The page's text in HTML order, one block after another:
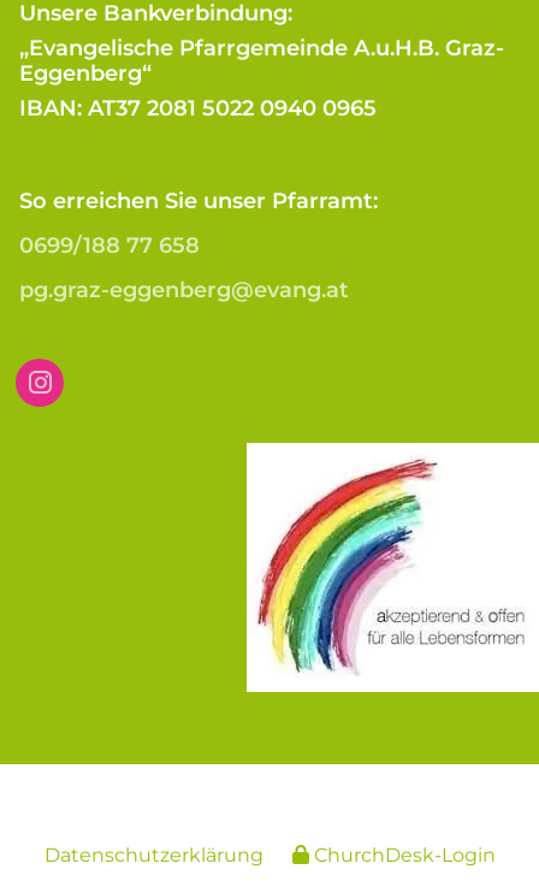
Unsere Bankverbindung:
„Evangelische Pfarrgemeinde A.u.H.B. Graz-
Eggenberg“
IBAN: AT37 2081 5022 0940 0965
So erreichen Sie unser Pfarramt:
0699/188 77 658
pg.graz-eggenberg@evang.at
Datenschutzerklärung ChurchDesk-Login